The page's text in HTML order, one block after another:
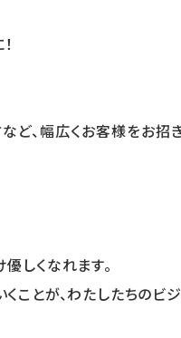
ど、幅広くお客様をお招
しくなれます。
ことが、わたしたちのビジ